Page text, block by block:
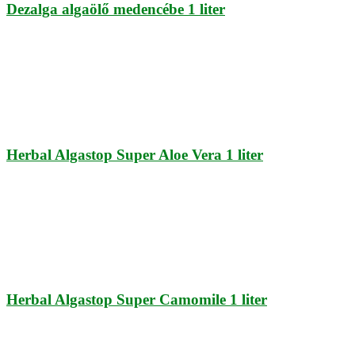
Dezalga algaölő medencébe 1 liter
Herbal Algastop Super Aloe Vera 1 liter
Herbal Algastop Super Camomile 1 liter